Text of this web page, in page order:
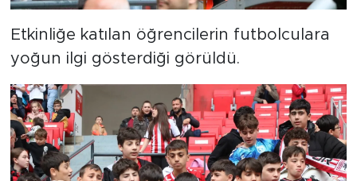
Etkinliğe katılan öğrencilerin futbolculara
yoğun ilgi gösterdiği görüldü.